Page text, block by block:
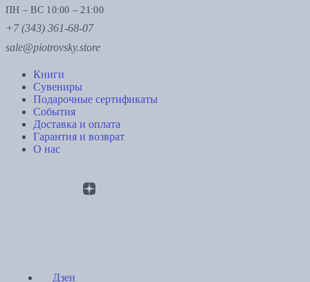
ПН – ВС 10:00 – 21:00
+7 (343) 361-68-07
sale@piotrovsky.store
Книги
Сувениры
Подарочные сертификаты
События
Доставка и оплата
Гарантия и возврат
О нас
Дзен